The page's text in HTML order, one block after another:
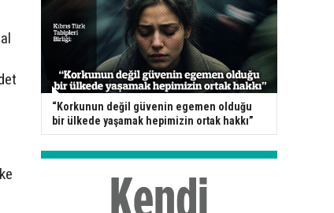
“Korkunun değil güvenin egemen olduğu
bir ülkede yaşamak hepimizin ortak hakkı”